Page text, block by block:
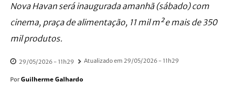
Nova Havan será inaugurada amanhã (sábado) com
cinema, praça de alimentação, 11 mil m² e mais de 350
mil produtos.
29/05/2026 - 11h29 Atualizado em 29/05/2026 - 11h29
Por Guilherme Galhardo